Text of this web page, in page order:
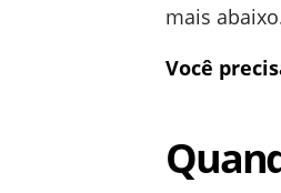
mais
Você